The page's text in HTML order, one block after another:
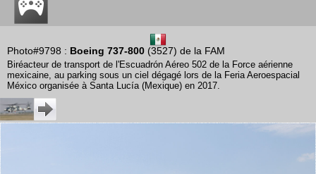
Photo#9798 : Boeing 737-800 (3527) de la FAM
Biréacteur de transport de l'Escuadrón Aéreo 502 de la Force aérienne
mexicaine, au parking sous un ciel dégagé lors de la Feria Aeroespacial
México organisée à Santa Lucía (Mexique) en 2017.